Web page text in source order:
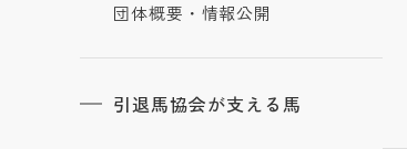
団体概要・情報公開
引退馬協会が支える馬